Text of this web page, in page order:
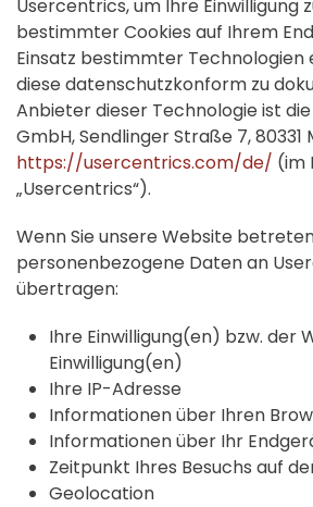
Usercentrics, um Ihre Einwilligung
bestimmter Cookies auf Ihrem
Einsatz bestimmter Technologien
diese datenschutzkonform zu
Anbieter dieser Technologie ist
GmbH, Sendlinger Straße 7, 80331
https://usercentrics.com/de/ (im
„Usercentrics“).
Wenn Sie unsere Website
personenbezogene Daten an
übertragen:
Ihre Einwilligung(en) bzw. der
Einwilligung(en)
Ihre IP-Adresse
Informationen über Ihren
Informationen über Ihr
Zeitpunkt Ihres Besuchs auf
Geolocation